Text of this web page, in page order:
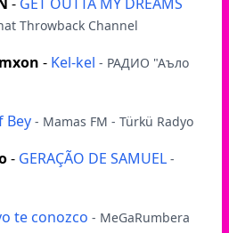
Throwback Channel
- Kel-kel - РАДИО "Аъло
Bey - Mamas FM - Türkü Radyo
- GERAÇÃO DE SAMUEL -
te conozco - MeGaRumbera